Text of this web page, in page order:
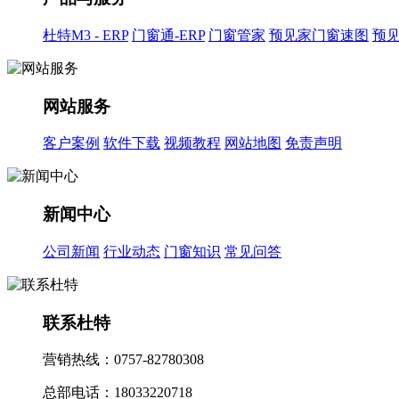
杜特M3 - ERP 门窗通-ERP 门窗管家 预见家门窗速图 预
网站服务
客户案例 软件下载 视频教程 网站地图 免责声明
新闻中心
公司新闻 行业动态 门窗知识 常见问答
联系杜特
营销热线：0757-82780308
总部电话：18033220718